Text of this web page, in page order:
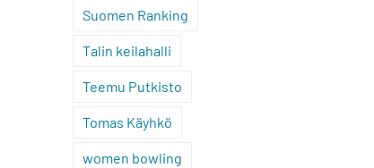
Suomen Ranking
Talin keilahalli
Teemu Putkisto
Tomas Käyhkö
women bowling